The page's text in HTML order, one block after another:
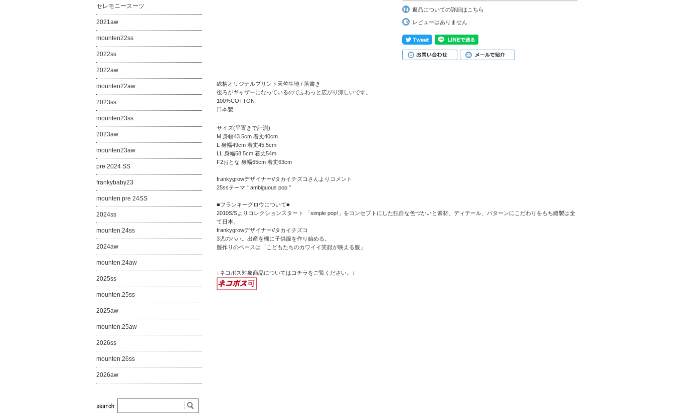
返品についての詳細はこちら
レビューはありません
総柄オリジナルプリント天竺生地 / 落書き
後ろがギャザーになっているのでふわっと広がり涼しいです。
100%COTTON
日本製
サイズ(平置きで計測)
M 身幅43.5cm 着丈40cm
L 身幅49cm 着丈45.5cm
LL 身幅58.5cm 着丈54m
F2おとな 身幅65cm 着丈63cm
frankygrowデザイナー//タカイチズコさんよりコメント
25ssテーマ “ ambiguous pop "
■フランキーグロウについて■
2010S/Sよりコレクションスタート 「simple pop!」をコンセプトにした独自な色づかいと素材、ディテール、パターンにこだわりをもち縫製は全
て日本。
frankygrowデザイナー//タカイチズコ
3児のハハ。出産を機に子供服を作り始める。
服作りのベースは「こどもたちのカワイイ笑顔が映える服」
↓ネコポス対象商品についてはコチラをご覧ください。↓
セレモニースーツ
2021aw
mounten22ss
2022ss
2022aw
mounten22aw
2023ss
mounten23ss
2023aw
mounten23aw
pre 2024 SS
frankybaby23
mounten pre 24SS
2024ss
mounten.24ss
2024aw
mounten.24aw
2025ss
mounten.25ss
2025aw
mounten.25aw
2026ss
mounten.26ss
2026aw